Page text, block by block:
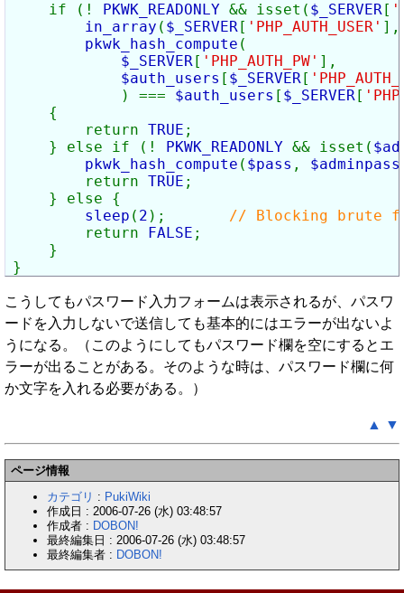
    if (!
PKWK_READONLY && isset( $_SERVER [
in_array ( $_SERVER [ 'PHP_AUTH_USER'
pkwk_hash_compute (
$_SERVER [ 'PHP_AUTH_PW' ],
$auth_users [ $_SERVER [
            ) ===
$auth_users [ $_SERVER [
    {
        return
TRUE ;
    } else if (!
PKWK_READONLY && isset(
pkwk_hash_compute ( $pass , $adminpass
        return
TRUE ;
    } else {
sleep ( 2 ); // Blocking brute
return
FALSE ;
    }
}
こうしてもパスワード入力フォームは表示されるが、パスワ
ードを入力しないで送信しても基本的にはエラーが出ないよ
うになる。（このようにしてもパスワード欄を空にするとエ
ラーが出ることがある。そのような時は、パスワード欄に何
か文字を入れる必要がある。）
▲ ▼
ページ情報
カテゴリ : PukiWiki
作成日 : 2006-07-26 (水) 03:48:57
作成者 : DOBON!
最終編集日 : 2006-07-26 (水) 03:48:57
最終編集者 : DOBON!